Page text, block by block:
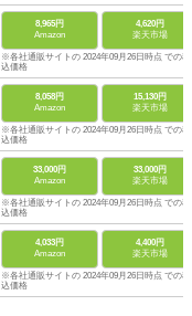
8,965円
Amazon
4,620円
楽天市場
※各社通販サイトの 2024年09月26日時点 での税
込価格
8,058円
Amazon
15,130円
楽天市場
※各社通販サイトの 2024年09月26日時点 での税
込価格
33,000円
Amazon
33,000円
楽天市場
※各社通販サイトの 2024年09月26日時点 での税
込価格
4,033円
Amazon
4,400円
楽天市場
※各社通販サイトの 2024年09月26日時点 での税
込価格